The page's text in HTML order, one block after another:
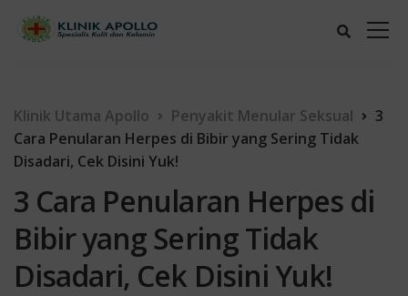
Klinik Utama Apollo Penyakit Menular Seksual
3
Cara Penularan Herpes di Bibir yang Sering Tidak
Disadari, Cek Disini Yuk!
3 Cara Penularan Herpes di
Bibir yang Sering Tidak
Disadari, Cek Disini Yuk!